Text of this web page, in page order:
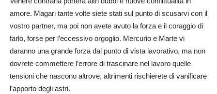
amore. Magari tante volte siete stati sul punto di scusarvi con il
vostro partner, ma poi non avete avuto la forza e il coraggio di
farlo, forse per l’eccessivo orgoglio. Mercurio e Marte vi
daranno una grande forza dal punto di vista lavorativo, ma non
dovrete commettere l’errore di trascinare nel lavoro quelle
tensioni che nascono altrove, altrimenti rischierete di vanificare
l’apporto degli astri.